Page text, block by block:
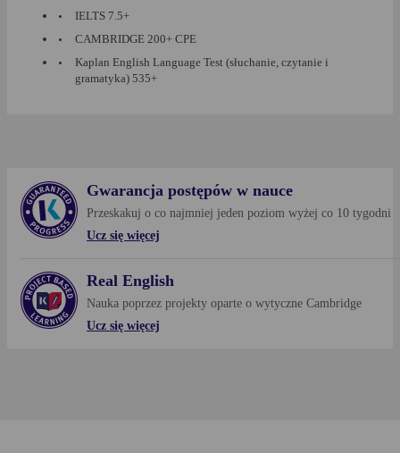
IELTS 7.5+
CAMBRIDGE 200+ CPE
Kaplan English Language Test (słuchanie, czytanie i
gramatyka) 535+
Gwarancja postępów w nauce
Przeskakuj o co najmniej jeden poziom wyżej co 10 tygodni
Ucz się więcej
Dowiedz się więcej
Real English
Nauka poprzez projekty oparte o wytyczne Cambridge
Ucz się więcej